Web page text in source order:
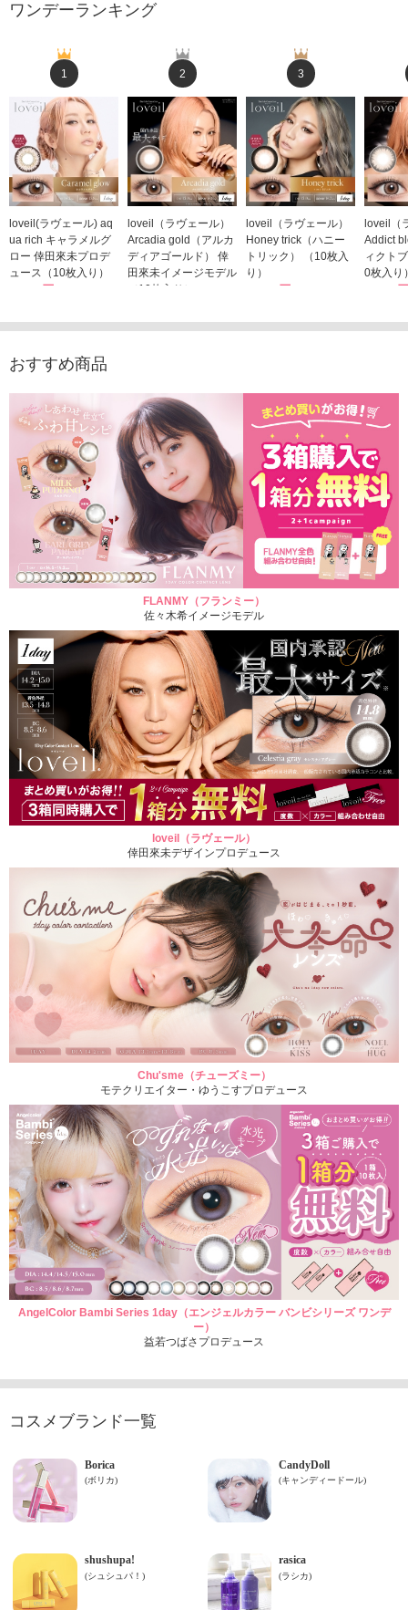
ワンデーランキング
1
loveil(ラヴェール) aq
ua rich キャラメルグ
ロー 倖田來未プロデ
ュース（10枚入り）
1,760円
2
loveil（ラヴェール）
Arcadia gold（アルカ
ディアゴールド） 倖
田來未イメージモデル
（10枚入り）
3
loveil（ラヴェール）
Honey trick（ハニー
トリック） （10枚入
り）
1,760円
loveil（
Addict
ィクト
0枚入り
1,760
おすすめ商品
FLANMY（フランミー）
佐々木希イメージモデル
loveil（ラヴェール）
倖田來未デザインプロデュース
Chu'sme（チューズミー）
モテクリエイター・ゆうこすプロデュース
AngelColor Bambi Series 1day（エンジェルカラー バンビシリーズ ワンデ
ー）
益若つばさプロデュース
コスメブランド一覧